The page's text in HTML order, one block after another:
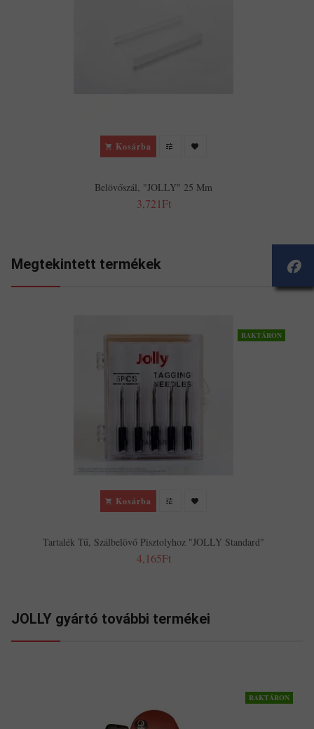
Kosárba
Belövőszál, "JOLLY" 25 Mm
3,721Ft
Megtekintett termékek
RAKTÁRON
Kosárba
Tartalék Tű, Szálbelövő Pisztolyhoz "JOLLY Standard"
4,165Ft
JOLLY gyártó további termékei
RAKTÁRON